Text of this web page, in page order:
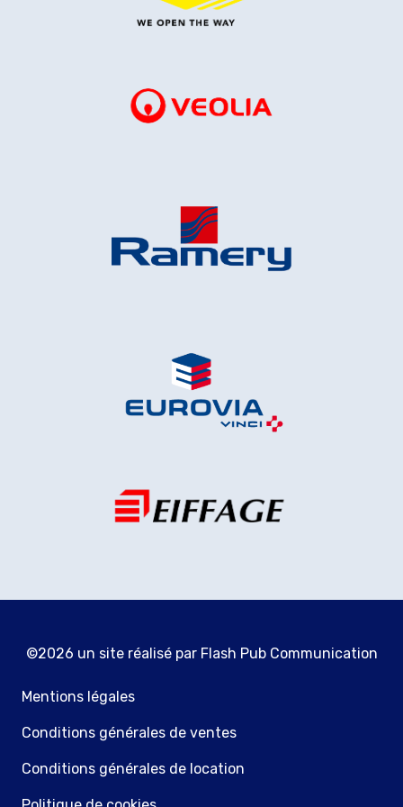
©2026 un site réalisé par Flash Pub Communication
Mentions légales
Conditions générales de ventes
Conditions générales de location